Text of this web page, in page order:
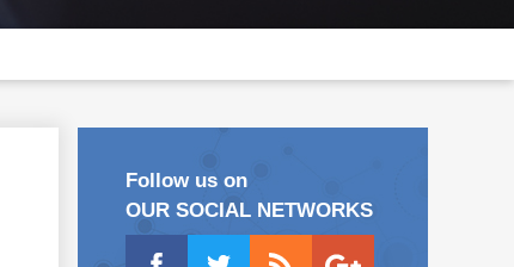
Follow us on
OUR SOCIAL NETWORKS